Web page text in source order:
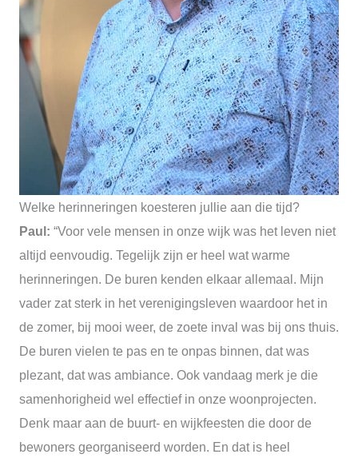
Welke herinneringen koesteren jullie aan die tijd?
Paul: “Voor vele mensen in onze wijk was het leven niet
altijd eenvoudig. Tegelijk zijn er heel wat warme
herinneringen. De buren kenden elkaar allemaal. Mijn
vader zat sterk in het verenigingsleven waardoor het in
de zomer, bij mooi weer, de zoete inval was bij ons thuis.
De buren vielen te pas en te onpas binnen, dat was
plezant, dat was ambiance. Ook vandaag merk je die
samenhorigheid wel effectief in onze woonprojecten.
Denk maar aan de buurt- en wijkfeesten die door de
bewoners georganiseerd worden. En dat is heel